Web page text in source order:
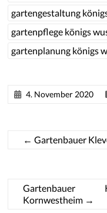
gartengestaltung
gartenpflege königs
gartenplanung königs
4. November 2020
← Gartenbauer
Gartenbauer
Kornwestheim →